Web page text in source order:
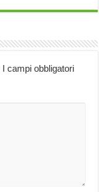
I campi obbligatori